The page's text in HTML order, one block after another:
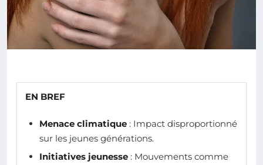
EN BREF
Menace climatique : Impact disproportionné
sur les jeunes générations.
Initiatives jeunesse : Mouvements comme